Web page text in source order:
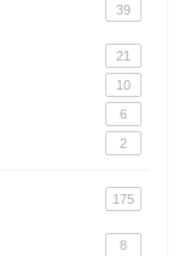
39
21
10
6
2
175
8